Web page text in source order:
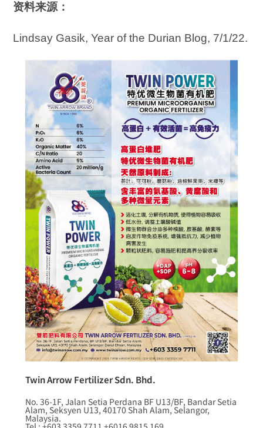
资料来源：
Lindsay Gasik, Year of the Durian Blog, 7/1/22.
Twin Arrow Fertilizer Sdn. Bhd.
No. 36-1F, Jalan Setia Perdana BF U13/BF, Bandar Setia
Alam, Seksyen U13, 40170 Shah Alam, Selangor,
Malaysia.